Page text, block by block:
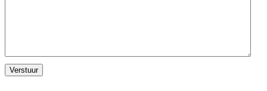
Verstuur